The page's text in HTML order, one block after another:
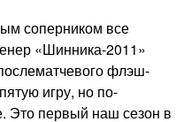
соперником все
«Шинника-2011»
флэш-
игру, но по-
Это первый наш сезон в